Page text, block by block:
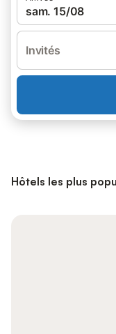
sam. 15/08
Invités
Hôtels les plus